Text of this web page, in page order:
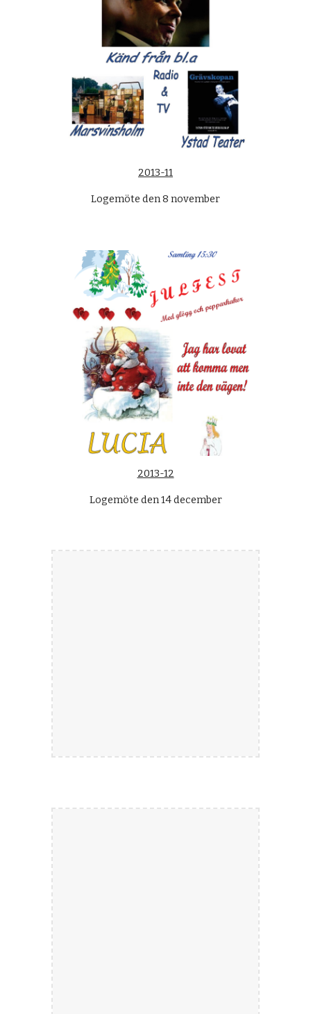
2013-11
Logemöte den 8 november
2013-12
Logemöte den 14 december